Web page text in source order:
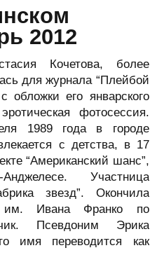
2012
Кочетова, более
для журнала “Плейбой
обложки его январского
фотосессия.
1989 года в городе
с детства, в 17
“Американский шанс”,
Участница
звезд”. Окончила
им. Ивана Франко по
Псевдоним Эрика
имя переводится как